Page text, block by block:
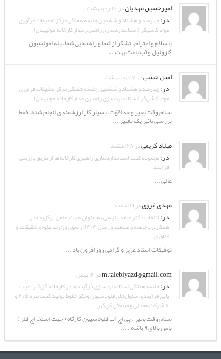
امیرحسین مهدیاندر ۱۴ اردیبهشت
در:چهارصد و هشتاد و ششمین جلسه هفتگی مرکز تحقیقات فرآوری
مواد کاشی‌گر (استانداردسازی راهبری مدار کارخانه مولیبدن)
با سلام و احترام. تشکر از شما و راهنمایی شما. بله امولسیون
گازوئیل و آب باعث بهت ...
امین حبیبیدر ۰۷ اردیبهشت
در:چهارصد و هشتاد و ششمین جلسه هفتگی مرکز تحقیقات فرآوری
مواد کاشی‌گر (استانداردسازی راهبری مدار کارخانه مولیبدن)
سلام وقت بخیر و خداقوّت. بسیار کار ارزشمندی انجام شده. فقط
بررسی تاثیر یک تغییر ...
میلاد کریمیدر ۲۸ اسفند
در:مجموعه کتب استانداردسازی راهبری کارخانه‌ها از طریق بازرسی
فرآیند
عالی ...
مهدی غرویدر ۱۹ اسفند
در:انتخاب دکتر صمد بنیسی به عنوان هیات علمی برگزیده در
همکاری با جامعه و صنعت در سال ۱۴۰۴ از سوی وزارت علوم، تحقیقات و
فناوری
توفیقات استاد عزیز و گرامی روزافزون باد ...
m.talebiyazd@gmail.comدر ۱۶ بهمن
در:جلسه هفتگی استانداردسازی فرآیندها در کارخانه گل‌گهر: عیب
یابی فرآیندی سلول‌های فلوتاسیون ومکو خطوط تولید کنسانتره ۵، ۶ و
۷ شرکت معدنی و صنعتی گل‌گهر
سلام وقت بخیر . پی اچ آب فلوتاسیون کارگاه ( جهت استخراج فلز )
باس بالای ۹ باشه . ...